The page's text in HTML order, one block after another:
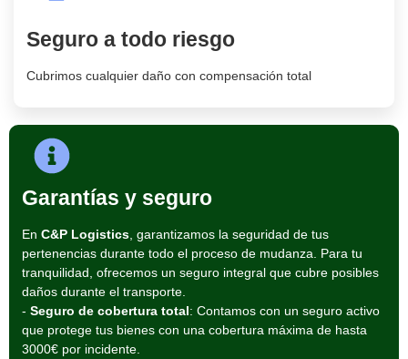
Seguro a todo riesgo
Cubrimos cualquier daño con compensación total
Garantías y seguro
En C&P Logistics , garantizamos la seguridad de tus
pertenencias durante todo el proceso de mudanza. Para tu
tranquilidad, ofrecemos un seguro integral que cubre posibles
daños durante el transporte.
- Seguro de cobertura total: Contamos con un seguro activo
que protege tus bienes con una cobertura máxima de hasta
3000€ por incidente.